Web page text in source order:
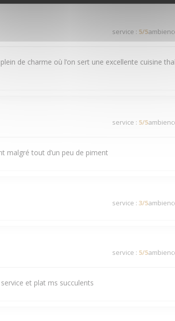
service : 5/5
de charme où l’on sert une excellente cuisine
service : 5/5
malgré tout d’un peu de piment
service : 3/5
service : 5/5
et plat ms succulents